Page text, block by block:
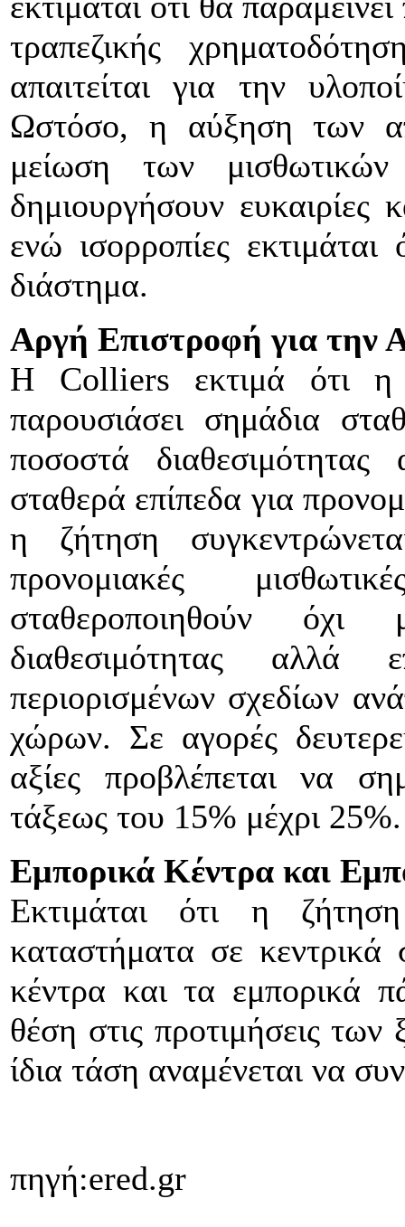
τραπεζικής
απαιτείται για την
Ωστόσο, η αύξηση των
μείωση των
δημιουργήσουν ευκαιρίες
ενώ ισορροπίες
διάστημα.
Αργή Επιστροφή για την
Η Colliers εκτιμά ότι η
παρουσιάσει σημάδια
ποσοστά
σταθερά επίπεδα για
η ζήτηση
προνομιακές
σταθεροποιηθούν
διαθεσιμότητας
περιορισμένων σχεδίων
χώρων. Σε αγορές
αξίες προβλέπεται να
τάξεως του 15% μέχρι 25%.
Εμπορικά Κέντρα και
Εκτιμάται ότι η
καταστήματα σε
κέντρα και τα εμπορικά
θέση στις προτιμήσεις
ίδια τάση αναμένεται να
πηγή:ered.gr